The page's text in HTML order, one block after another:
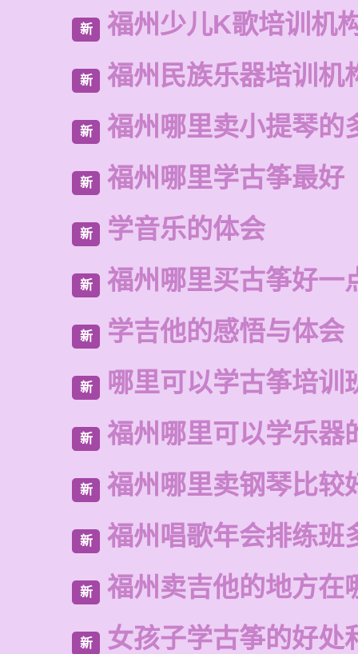
新 福州少儿K歌培训机
新 福州民族乐器培训机
新 福州哪里卖小提琴的
新 福州哪里学古筝最好
新 学音乐的体会
新 福州哪里买古筝好一
新 学吉他的感悟与体会
新 哪里可以学古筝培训
新 福州哪里可以学乐器
新 福州哪里卖钢琴比较
新 福州唱歌年会排练班
新 福州卖吉他的地方在
新 女孩子学古筝的好处